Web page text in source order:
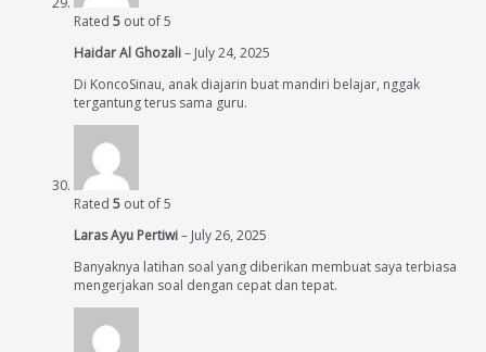
Rated 5 out of 5
Haidar Al Ghozali– July 24, 2025
Di KoncoSinau, anak diajarin buat mandiri belajar, nggak
tergantung terus sama guru.
Rated 5 out of 5
Laras Ayu Pertiwi– July 26, 2025
Banyaknya latihan soal yang diberikan membuat saya terbiasa
mengerjakan soal dengan cepat dan tepat.